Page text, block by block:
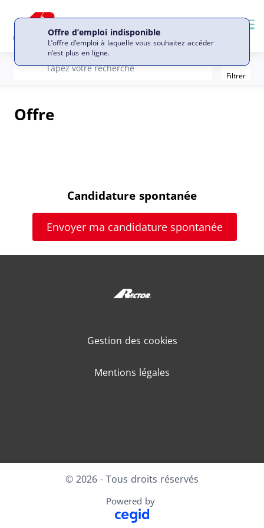
Offre d’emploi indisponible
L’offre d’emploi à laquelle vous souhaitez accéder
n’est plus en ligne.
recherche
Tapez votre recherche Filter
Filtrer
Offre
Candidature spontanée
Envoyer ma candidature spontanée
Gestion des cookies
Mentions légales
© 2026 - Tous droits réservés
Powered by